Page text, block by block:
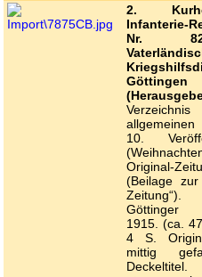
2.
Infanterie-
Nr.
Göttingen
10.
Original-
(Beilage zur
Zeitung“).
Göttinger
1915. (ca.
4 S.
mittig